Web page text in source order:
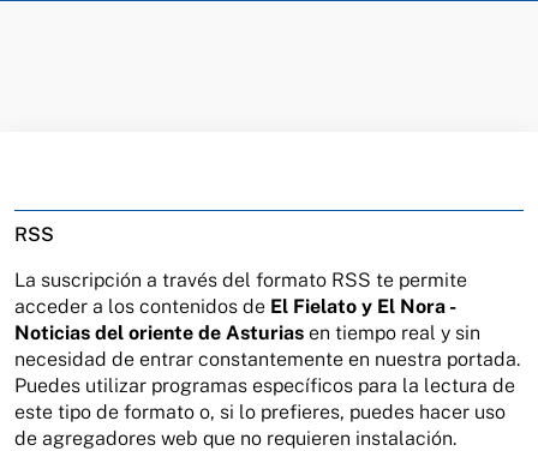
RSS
La suscripción a través del formato RSS te permite
acceder a los contenidos de El Fielato y El Nora -
Noticias del oriente de Asturias en tiempo real y sin
necesidad de entrar constantemente en nuestra portada.
Puedes utilizar programas específicos para la lectura de
este tipo de formato o, si lo prefieres, puedes hacer uso
de agregadores web que no requieren instalación.